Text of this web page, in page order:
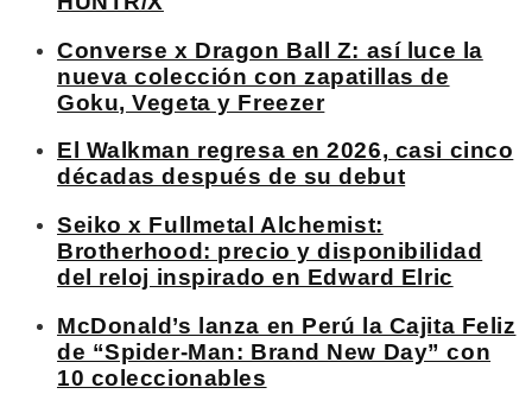
Converse x Dragon Ball Z: así luce la
nueva colección con zapatillas de
Goku, Vegeta y Freezer
El Walkman regresa en 2026, casi cinco
décadas después de su debut
Seiko x Fullmetal Alchemist:
Brotherhood: precio y disponibilidad
del reloj inspirado en Edward Elric
McDonald’s lanza en Perú la Cajita Feliz
de “Spider-Man: Brand New Day” con
10 coleccionables